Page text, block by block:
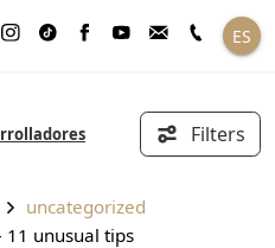
ES
Filters
uncategorized
11 unusual tips